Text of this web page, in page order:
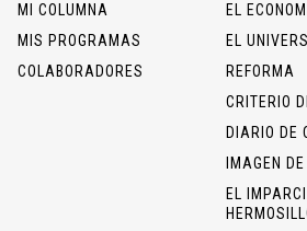
MI COLUMNA
MIS PROGRAMAS
COLABORADORES
EL
EL
REFORMA
CRITERIO
DIARIO DE
IMAGEN
EL